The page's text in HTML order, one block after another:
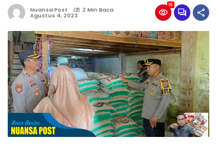
Nuansa Post 2 Min Baca
Agustus 4, 2023
15